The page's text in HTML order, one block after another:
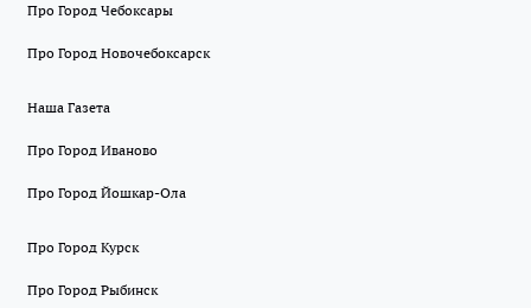
Про Город Чебоксары
Про Город Новочебоксарск
Наша Газета
Про Город Иваново
Про Город Йошкар-Ола
Про Город Курск
Про Город Рыбинск